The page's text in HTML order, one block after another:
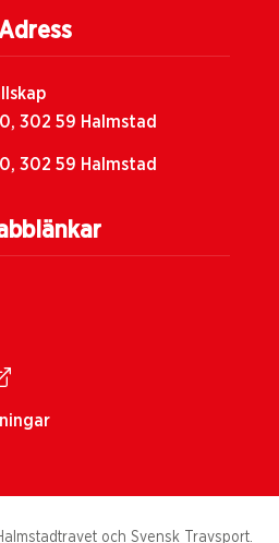
302 59 Halmstad
302 59 Halmstad
och Svensk Travsport.